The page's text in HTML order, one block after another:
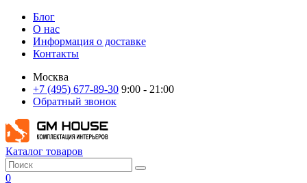
Блог
О нас
Информация о доставке
Контакты
Москва
+7 (495) 677-89-30 9:00 - 21:00
Обратный звонок
Каталог товаров
0